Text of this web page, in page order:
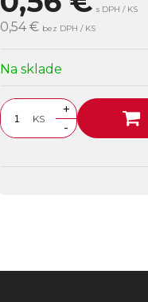
s DPH / KS
0,54 € bez DPH / KS
Na sklade
KS
+
-